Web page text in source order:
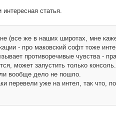
статья.
(все же в наших широтах, мне
- про маковский софт тоже
противоречивые чувства -
может запустить только
вообще дело не пошло.
перевели уже на интел, так что,